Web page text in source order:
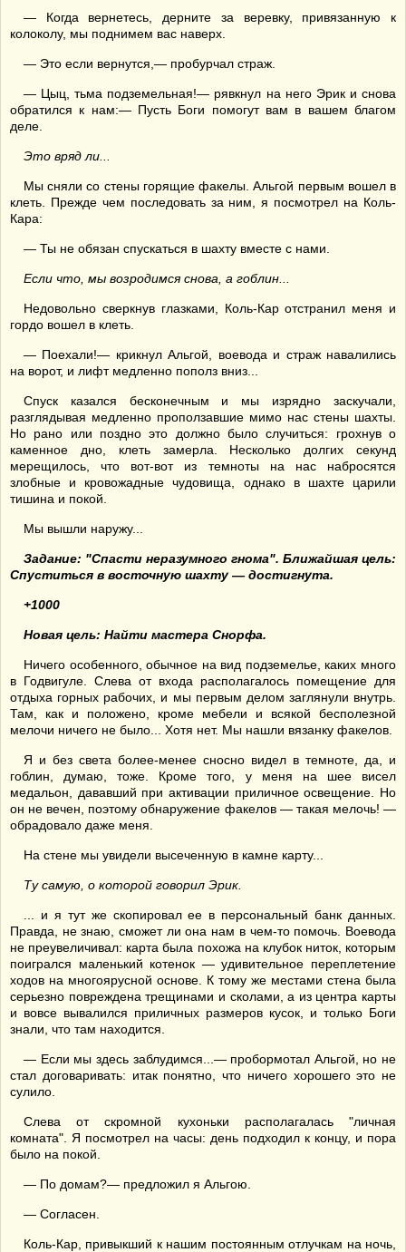
— Когда вернетесь, дерните за веревку, привязанную к
колоколу, мы поднимем вас наверх.
— Это если вернутся,— пробурчал страж.
— Цыц, тьма подземельная!— рявкнул на него Эрик и снова
обратился к нам:— Пусть Боги помогут вам в вашем благом
деле.
Это вряд ли...
Мы сняли со стены горящие факелы. Альгой первым вошел в
клеть. Прежде чем последовать за ним, я посмотрел на Коль-
Кара:
— Ты не обязан спускаться в шахту вместе с нами.
Если что, мы возродимся снова, а гоблин...
Недовольно сверкнув глазками, Коль-Кар отстранил меня и
гордо вошел в клеть.
— Поехали!— крикнул Альгой, воевода и страж навалились
на ворот, и лифт медленно пополз вниз...
Спуск казался бесконечным и мы изрядно заскучали,
разглядывая медленно проползавшие мимо нас стены шахты.
Но рано или поздно это должно было случиться: грохнув о
каменное дно, клеть замерла. Несколько долгих секунд
мерещилось, что вот-вот из темноты на нас набросятся
злобные и кровожадные чудовища, однако в шахте царили
тишина и покой.
Мы вышли наружу...
Задание: "Спасти неразумного гнома". Ближайшая цель:
Спуститься в восточную шахту — достигнута.
+1000
Новая цель: Найти мастера Снорфа.
Ничего особенного, обычное на вид подземелье, каких много
в Годвигуле. Слева от входа располагалось помещение для
отдыха горных рабочих, и мы первым делом заглянули внутрь.
Там, как и положено, кроме мебели и всякой бесполезной
мелочи ничего не было... Хотя нет. Мы нашли вязанку факелов.
Я и без света более-менее сносно видел в темноте, да, и
гоблин, думаю, тоже. Кроме того, у меня на шее висел
медальон, дававший при активации приличное освещение. Но
он не вечен, поэтому обнаружение факелов — такая мелочь! —
обрадовало даже меня.
На стене мы увидели высеченную в камне карту...
Ту самую, о которой говорил Эрик.
... и я тут же скопировал ее в персональный банк данных.
Правда, не знаю, сможет ли она нам в чем-то помочь. Воевода
не преувеличивал: карта была похожа на клубок ниток, которым
поигрался маленький котенок — удивительное переплетение
ходов на многоярусной основе. К тому же местами стена была
серьезно повреждена трещинами и сколами, а из центра карты
и вовсе вывалился приличных размеров кусок, и только Боги
знали, что там находится.
— Если мы здесь заблудимся...— пробормотал Альгой, но не
стал договаривать: итак понятно, что ничего хорошего это не
сулило.
Слева от скромной кухоньки располагалась "личная
комната". Я посмотрел на часы: день подходил к концу, и пора
было на покой.
— По домам?— предложил я Альгою.
— Согласен.
Коль-Кар, привыкший к нашим постоянным отлучкам на ночь,